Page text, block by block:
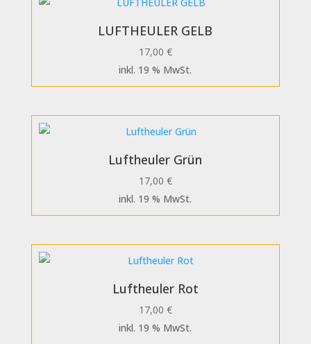
LUFTHEULER GELB
17,00 €
inkl. 19 % MwSt.
Luftheuler Grün
17,00 €
inkl. 19 % MwSt.
Luftheuler Rot
17,00 €
inkl. 19 % MwSt.